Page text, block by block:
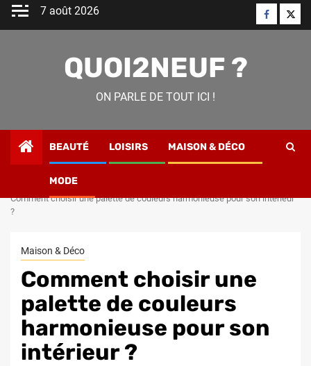
Skip
7 août 2026 Facebook
QUOI2NEUF ?
ON PARLE DE TOUT ICI !
BEAUTÉ LOISIRS MAISON & DÉCO
MODE
Maison & Déco
Comment choisir une palette de couleurs harmonieuse pour son intérieur
?
Maison & Déco
Comment choisir une
palette de couleurs
harmonieuse pour son
intérieur ?